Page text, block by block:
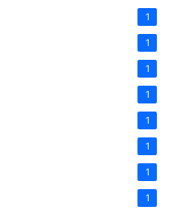
1
1
1
1
1
1
1
1